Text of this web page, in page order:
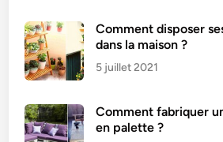
Comment disposer
dans la maison ?
5 juillet 2021
Comment fabriquer
en palette ?